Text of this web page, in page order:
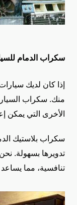
سكراب الدمام
إذا كان لديك
منك. سكراب
الأخرى التي يمكن
سكراب بلاستيك
تدويرها بسهولة.
تنافسية، مما يساعد